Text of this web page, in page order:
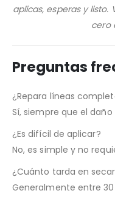
aplicas, esperas y listo.
cero
Preguntas
¿Repara líneas
Sí, siempre que el
¿Es difícil de aplicar?
No, es simple y no
¿Cuánto tarda en
Generalmente entre